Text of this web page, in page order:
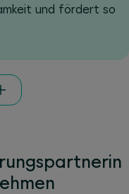
und fördert so